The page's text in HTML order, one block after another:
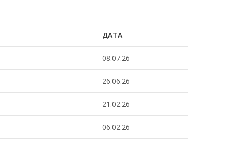
ДАТА
08.07.26
26.06.26
21.02.26
06.02.26